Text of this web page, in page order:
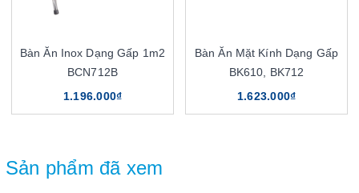
Bàn Ăn Inox Dạng Gấp 1m2
BCN712B
1.196.000₫
Bàn Ăn Mặt Kính Dạng Gấp
BK610, BK712
1.623.000₫
Sản phẩm đã xem